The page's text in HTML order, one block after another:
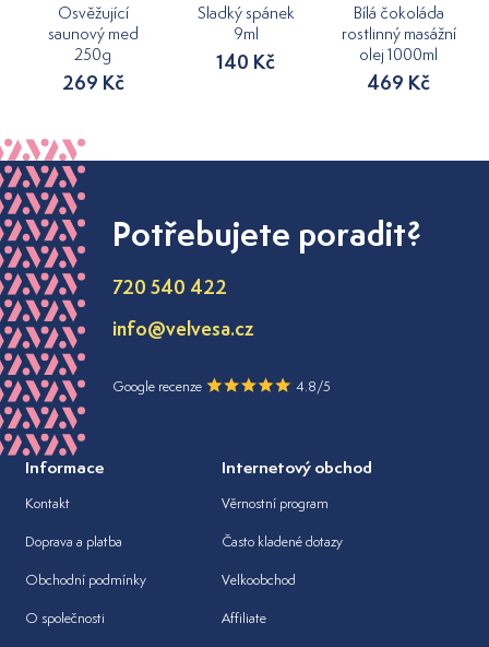
Osvěžující
saunový med
250g
269 Kč
Sladký spánek
9ml
140 Kč
Bílá čokoláda
rostlinný masážní
olej 1000ml
469 Kč
Potřebujete poradit?
720 540 422
info@velvesa.cz
Google recenze 4.8/5
Informace
Kontakt
Doprava a platba
Obchodní podmínky
O společnosti
Internetový obchod
Věrnostní program
Často kladené dotazy
Velkoobchod
Affiliate